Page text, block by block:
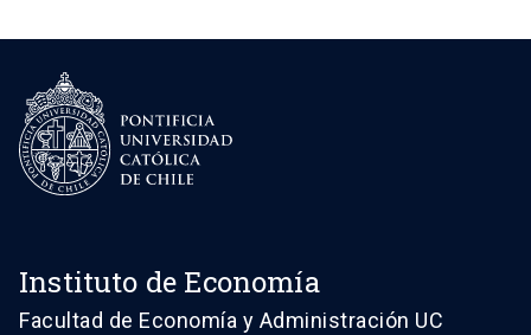
Instituto de Economía
Facultad de Economía y Administración UC